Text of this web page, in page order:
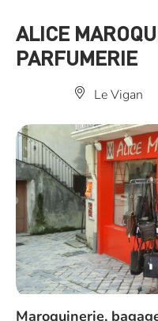
ALICE
PARFUMERIE
Le Vigan
Maroquinerie,